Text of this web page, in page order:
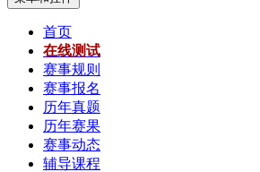
首页
在线测试
赛事规则
赛事报名
历年真题
历年赛果
赛事动态
辅导课程